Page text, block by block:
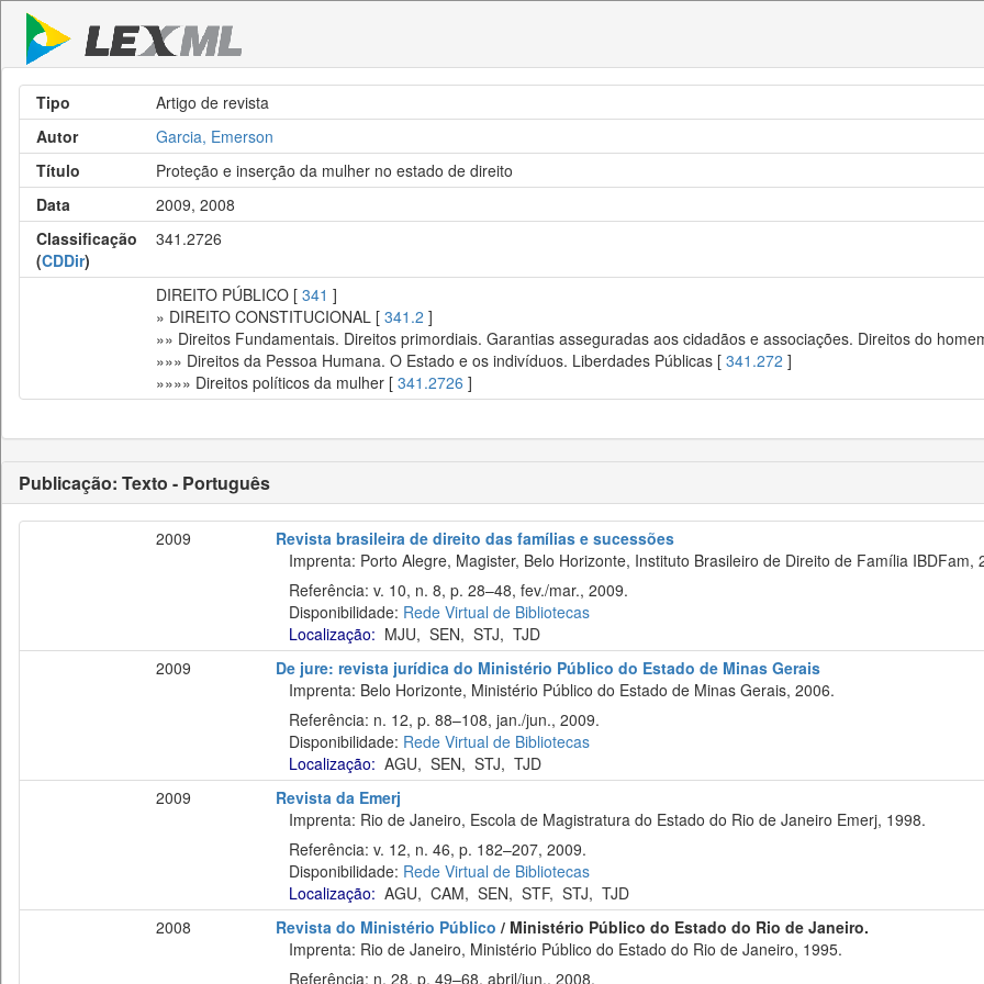
Tipo
Artigo de revista
Autor
Garcia, Emerson
Título
Proteção e inserção da mulher no estado de direito
Data
2009, 2008
Classificação
(CDDir)
341.2726
DIREITO PÚBLICO [ 341 ]
» DIREITO CONSTITUCIONAL [ 341.2 ]
»» Direitos Fundamentais. Direitos primordiais. Garantias asseguradas aos cidadãos e associações. Direitos do
»»» Direitos da Pessoa Humana. O Estado e os indivíduos. Liberdades Públicas [ 341.272 ]
»»»» Direitos políticos da mulher [ 341.2726 ]
Publicação: Texto - Português
2009
Revista brasileira de direito das famílias e sucessões
Imprenta: Porto Alegre, Magister, Belo Horizonte, Instituto Brasileiro de Direito de Família IBDFam,
Referência: v. 10, n. 8, p. 28–48, fev./mar., 2009.
Disponibilidade: Rede Virtual de Bibliotecas
Localização: MJU, SEN, STJ, TJD
2009
De jure: revista jurídica do Ministério Público do Estado de Minas Gerais
Imprenta: Belo Horizonte, Ministério Público do Estado de Minas Gerais, 2006.
Referência: n. 12, p. 88–108, jan./jun., 2009.
Disponibilidade: Rede Virtual de Bibliotecas
Localização: AGU, SEN, STJ, TJD
2009
Revista da Emerj
Imprenta: Rio de Janeiro, Escola de Magistratura do Estado do Rio de Janeiro Emerj, 1998.
Referência: v. 12, n. 46, p. 182–207, 2009.
Disponibilidade: Rede Virtual de Bibliotecas
Localização: AGU, CAM, SEN, STF, STJ, TJD
2008
Revista do Ministério Público / Ministério Público do Estado do Rio de Janeiro.
Imprenta: Rio de Janeiro, Ministério Público do Estado do Rio de Janeiro, 1995.
Referência: n. 28, p. 49–68, abril/jun., 2008.